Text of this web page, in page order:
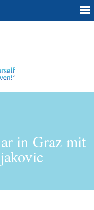
in Graz mit